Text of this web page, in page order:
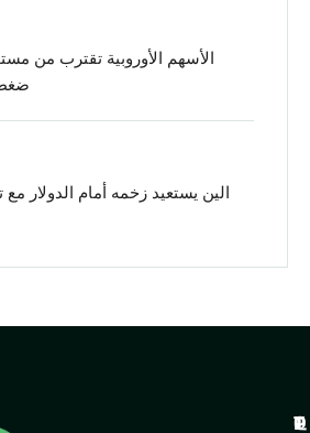
الأسهم الأوروبية تقترب من
ضغط
الين يستعيد زخمه أمام الدولار
Q
T
P
T